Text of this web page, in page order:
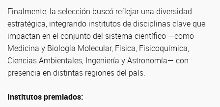
Finalmente, la selección buscó reflejar una diversidad
estratégica, integrando institutos de disciplinas clave que
impactan en el conjunto del sistema científico —como
Medicina y Biología Molecular, Física, Fisicoquímica,
Ciencias Ambientales, Ingeniería y Astronomía— con
presencia en distintas regiones del país.
Institutos premiados: